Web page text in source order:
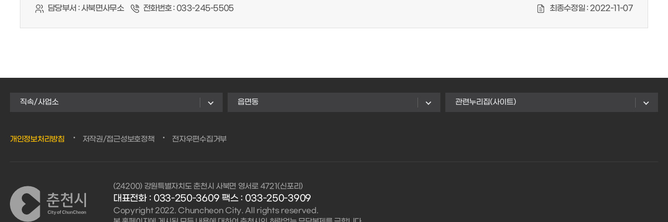
담당부서 :사북면사무소 전화번호 : 033-245-5505 최종수정일 : 2022-11-07
직속/사업소 읍면동 관련누리집(사이트)
개인정보처리방침 저작권/접근성보호정책 전자우편수집거부
(24200) 강원특별자치도 춘천시 사북면 영서로 4721(신포리)
대표전화 : 033-250-3609 팩스 : 033-250-3909
Copyright 2022. Chuncheon City. All rights reserved.